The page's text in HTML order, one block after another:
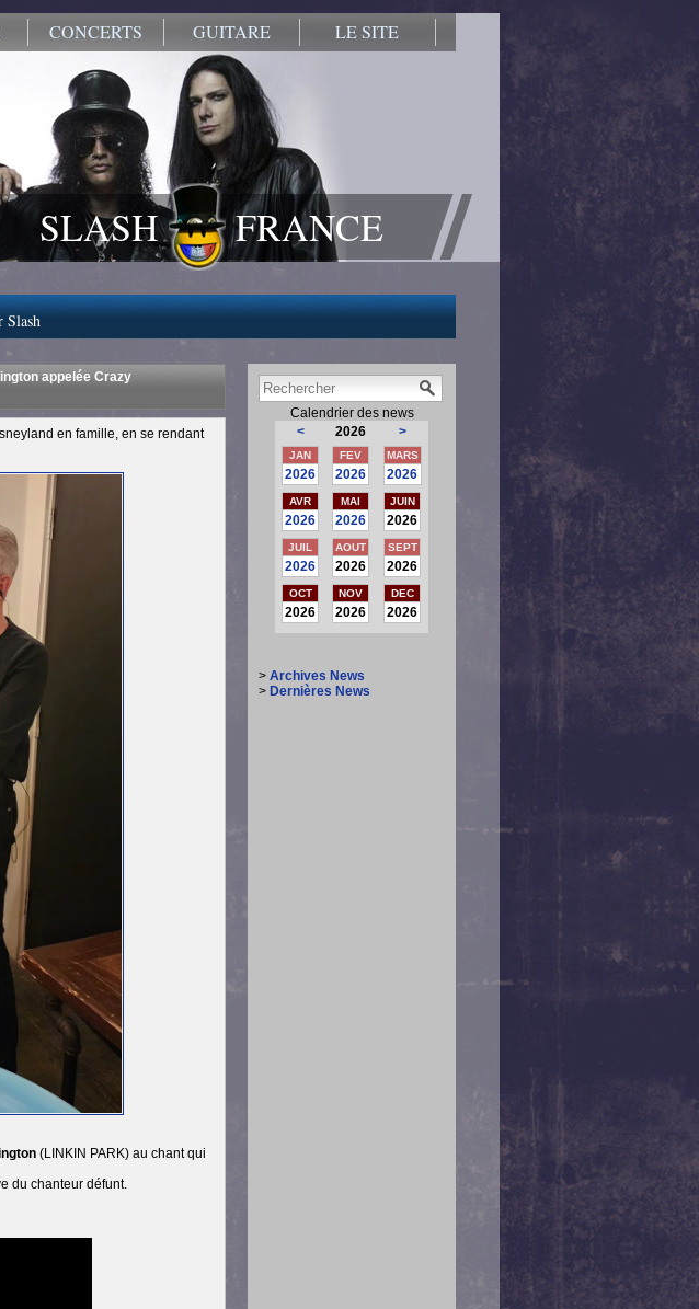
CONCERTS GUITARE LE SITE
SLASH FRANCE
Slash
appelée Crazy
en famille, en se rendant
(LINKIN PARK) au chant qui
du chanteur défunt.
Calendrier des news
<
2026 >
JAN
2026
FEV
2026
MARS
2026
AVR
2026
MAI
2026
JUIN
2026
JUIL
2026
AOUT
2026
SEPT
2026
OCT
2026
NOV
2026
DEC
2026
> Archives News
> Dernières News